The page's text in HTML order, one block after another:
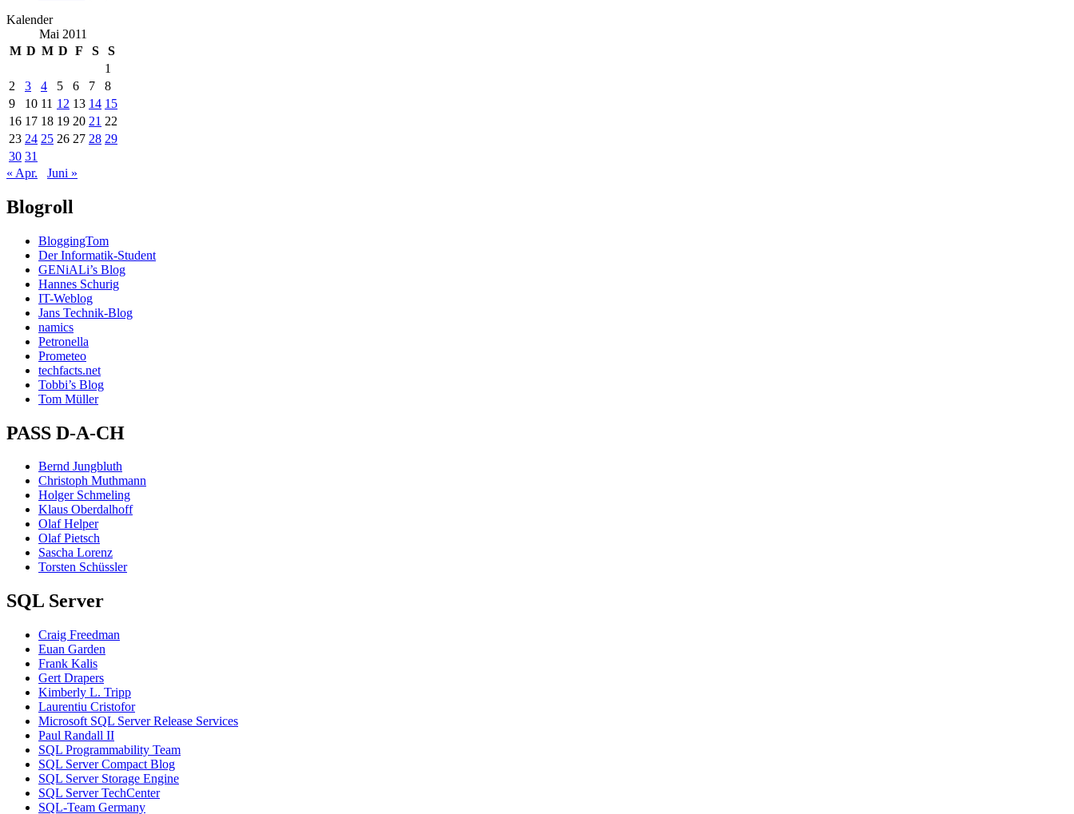
Kalender
Mai 2011
M D M D F S
S
1
2
3 4 5 6 7
8
9
10 11 12 13 14 15
16 17 18 19 20 21 22
23 24 25 26 27 28 29
30 31
« Apr.
Juni »
Blogroll
BloggingTom
Der Informatik-Student
GENiALi’s Blog
Hannes Schurig
IT-Weblog
Jans Technik-Blog
namics
Petronella
Prometeo
techfacts.net
Tobbi’s Blog
Tom Müller
PASS D-A-CH
Bernd Jungbluth
Christoph Muthmann
Holger Schmeling
Klaus Oberdalhoff
Olaf Helper
Olaf Pietsch
Sascha Lorenz
Torsten Schüssler
SQL Server
Craig Freedman
Euan Garden
Frank Kalis
Gert Drapers
Kimberly L. Tripp
Laurentiu Cristofor
Microsoft SQL Server Release Services
Paul Randall II
SQL Programmability Team
SQL Server Compact Blog
SQL Server Storage Engine
SQL Server TechCenter
SQL-Team Germany